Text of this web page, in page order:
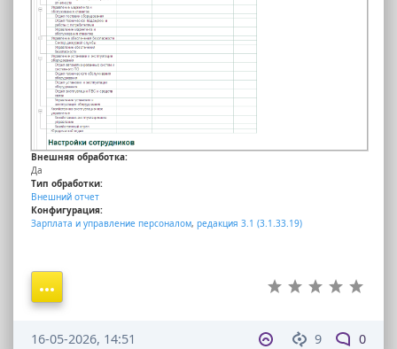
Внешняя обработка:
Да
Тип обработки:
Внешний отчет
Конфигурация:
Зарплата и управление персоналом, редакция 3.1 (3.1.33.19)
9 0
16-05-2026, 14:51